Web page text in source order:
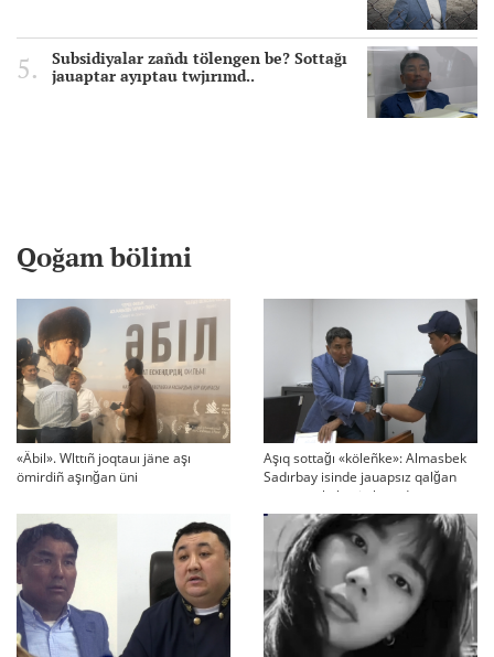
Subsidiyalar zañdı tölengen be? Sottağı
jauaptar ayıptau twjırımd..
Qoğam bölimi
«Äbil». Wlttıñ joqtauı jäne aşı
ömirdiñ aşınğan üni
Aşıq sottağı «köleñke»: Almasbek
Sadırbay isinde jauapsız qalğan
swraqtar köbeyip baradı